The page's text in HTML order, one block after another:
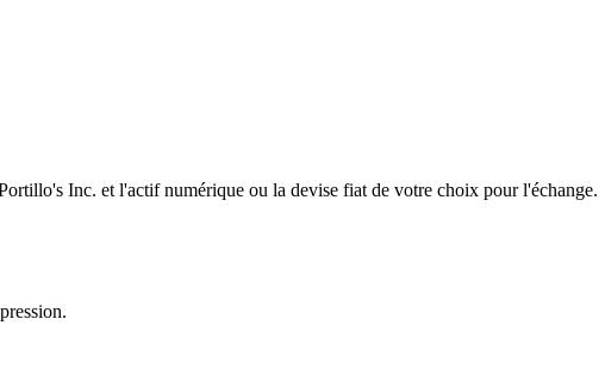
Inc. et l'actif numérique ou la devise fiat de votre choix pour l'échange.